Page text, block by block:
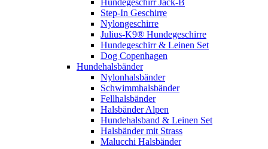
Hundegeschirr Jack-B
Step-In Geschirre
Nylongeschirre
Julius-K9® Hundegeschirre
Hundegeschirr & Leinen Set
Dog Copenhagen
Hundehalsbänder
Nylonhalsbänder
Schwimmhalsbänder
Fellhalsbänder
Halsbänder Alpen
Hundehalsband & Leinen Set
Halsbänder mit Strass
Malucchi Halsbänder